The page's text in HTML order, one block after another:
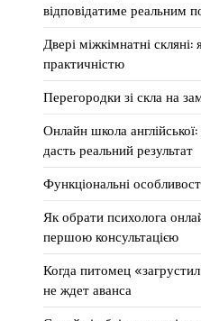
відповідатиме реальним
Двері міжкімнатні
практичністю
Перегородки зі скла на
Онлайн школа
дасть реальний результат
Функціональні
Як обрати психолога
першою консультацією
Когда питомец
не ждет аванса